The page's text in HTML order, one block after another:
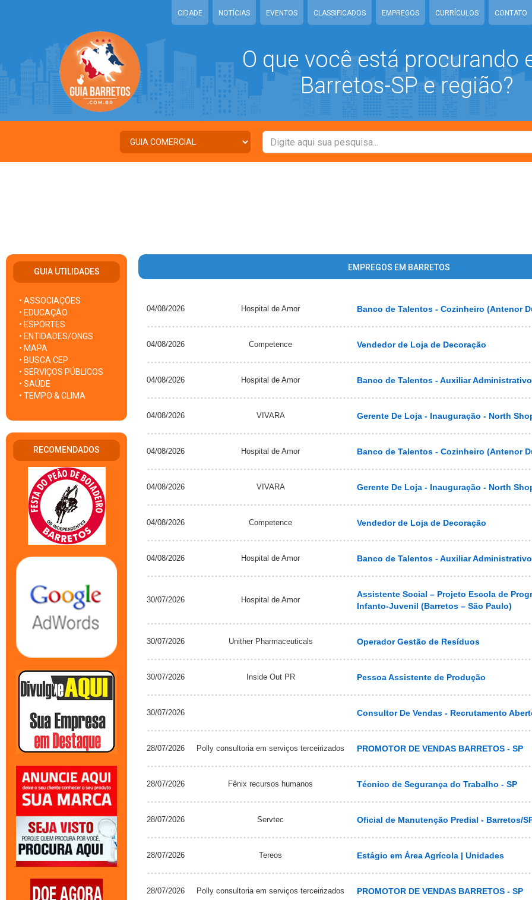
CIDADE NOTÍCIAS EVENTOS CLASSIFICADOS EMPREGOS CURRÍCULOS CONTATO
O que você está procurando
Barretos-SP e região?
GUIA UTILIDADES
• ASSOCIAÇÕES
• EDUCAÇÃO
• ESPORTES
• ENTIDADES/ONGS
• MAPA
• BUSCA CEP
• SERVIÇOS PÚBLICOS
• SAÚDE
• TEMPO & CLIMA
RECOMENDADOS
EMPREGOS EM BARRETOS
04/08/2026 Hospital de Amor Banco de Talentos - Cozinheiro (Antenor
04/08/2026 Competence Vendedor de Loja de Decoração
04/08/2026 Hospital de Amor Banco de Talentos - Auxiliar
04/08/2026 VIVARA Gerente De Loja - Inauguração - North
04/08/2026 Hospital de Amor Banco de Talentos - Cozinheiro (Antenor
04/08/2026 VIVARA Gerente De Loja - Inauguração - North
04/08/2026 Competence Vendedor de Loja de Decoração
04/08/2026 Hospital de Amor Banco de Talentos - Auxiliar
30/07/2026 Hospital de Amor
Assistente Social – Projeto Escola de
Infanto-Juvenil (Barretos – São Paulo)
30/07/2026 Unither Pharmaceuticals Operador Gestão de Resíduos
30/07/2026 Inside Out PR Pessoa Assistente de Produção
30/07/2026 Consultor De Vendas - Recrutamento
28/07/2026 Polly consultoria em serviços terceirizados PROMOTOR DE VENDAS BARRETOS - SP
28/07/2026 Fênix recursos humanos Técnico de Segurança do Trabalho - SP
28/07/2026 Servtec Oficial de Manutenção Predial - Barretos/
28/07/2026 Tereos Estágio em Área Agrícola | Unidades
28/07/2026 Polly consultoria em serviços terceirizados PROMOTOR DE VENDAS BARRETOS - SP